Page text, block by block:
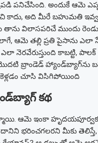
పనిచేసింది. అందుకే ఆమె
కాదు, అది మీరే బహుమతి
తాను విలాసపరిచే ముందు
ఆమె తల్లి ప్రతి పైసాను ఎలా
నెరవేరుస్తుంది కాబట్టి,
బ్రాండెడ్ హ్యాండ్‌బ్యాగ్‌ను
చూసి విసిగిపోయింది
కథ
ఆమె ఇంకా
దానిని భరించగలరని మీకు